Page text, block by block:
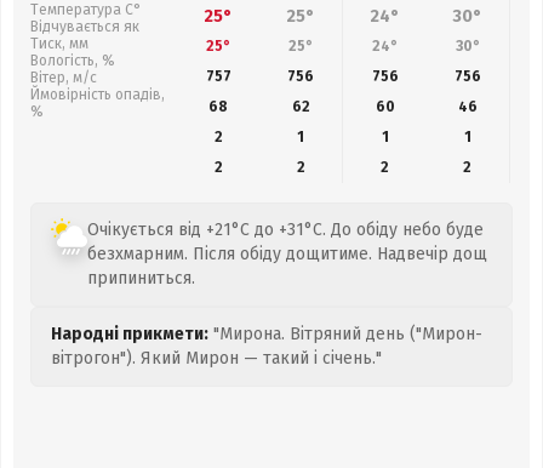
Температура С°
Відчувається як
Тиск, мм
Вологість, %
Вітер, м/с
Ймовірність опадів,
%
25° 25° 24° 30°
25° 25° 24° 30°
757
756 756 756
68
62 60 46
2
1 1
1
2
2 2 2
Очікується від +21°C до +31°C. До обіду небо буде
безхмарним. Після обіду дощитиме. Надвечір дощ
припиниться.
Народні прикмети: "Мирона. Вітряний день ("Мирон-
вітрогон"). Який Мирон — такий і січень."